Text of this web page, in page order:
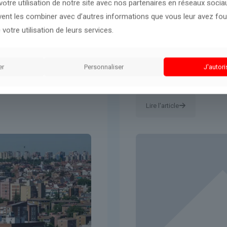
A la une 30 juin 2026
EN DIRECT –
premières
Lire l'article
la France
utilisation de notre site avec nos partenaires en réseaux
les combiner avec d’autres informations que vous leur avez
utilisation de leurs services.
Personnaliser